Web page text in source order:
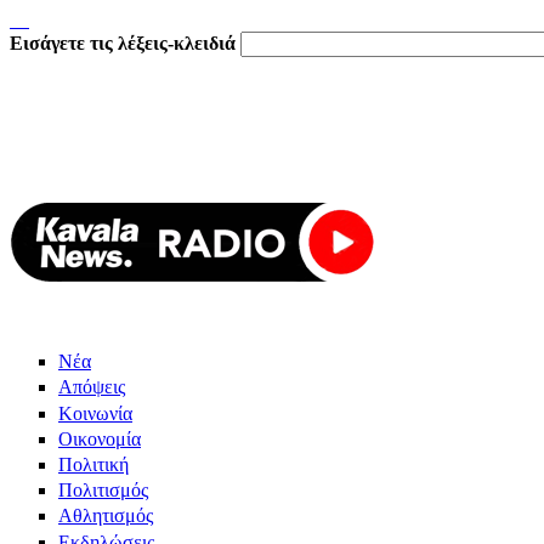
Εισάγετε τις λέξεις-κλειδιά
Νέα
Απόψεις
Κοινωνία
Οικονομία
Πολιτική
Πολιτισμός
Αθλητισμός